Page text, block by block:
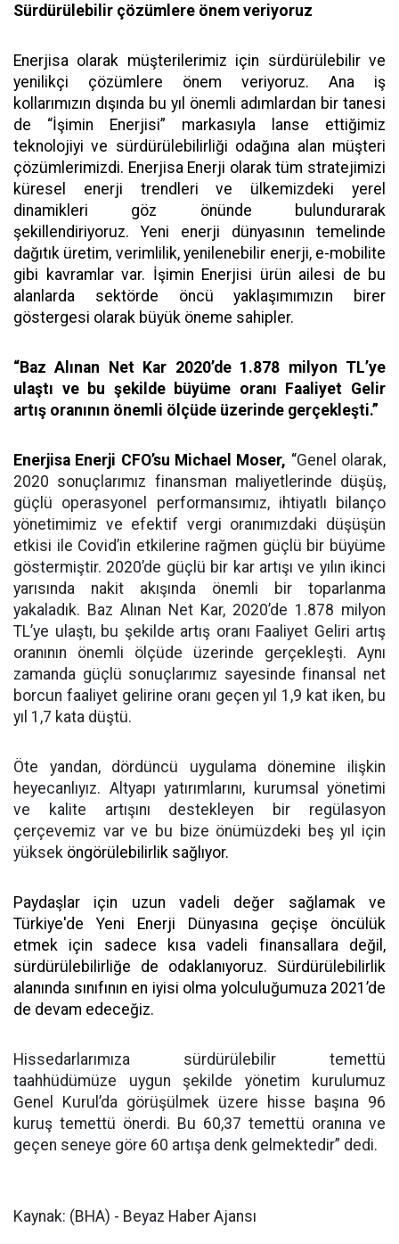
Sürdürülebilir çözümlere önem veriyoruz
Enerjisa olarak müşterilerimiz için sürdürülebilir ve
yenilikçi çözümlere önem veriyoruz. Ana iş
kollarımızın dışında bu yıl önemli adımlardan bir tanesi
de “İşimin Enerjisi” markasıyla lanse ettiğimiz
teknolojiyi ve sürdürülebilirliği odağına alan müşteri
çözümlerimizdi. Enerjisa Enerji olarak tüm stratejimizi
küresel enerji trendleri ve ülkemizdeki yerel
dinamikleri göz önünde bulundurarak
şekillendiriyoruz. Yeni enerji dünyasının temelinde
dağıtık üretim, verimlilik, yenilenebilir enerji, e-mobilite
gibi kavramlar var. İşimin Enerjisi ürün ailesi de bu
alanlarda sektörde öncü yaklaşımımızın birer
göstergesi olarak büyük öneme sahipler.
“Baz Alınan Net Kar 2020’de 1.878 milyon TL’ye
ulaştı ve bu şekilde büyüme oranı Faaliyet Gelir
artış oranının önemli ölçüde üzerinde gerçekleşti.”
Enerjisa Enerji CFO’su Michael Moser, “Genel olarak,
2020 sonuçlarımız finansman maliyetlerinde düşüş,
güçlü operasyonel performansımız, ihtiyatlı bilanço
yönetimimiz ve efektif vergi oranımızdaki düşüşün
etkisi ile Covid’in etkilerine rağmen güçlü bir büyüme
göstermiştir. 2020’de güçlü bir kar artışı ve yılın ikinci
yarısında nakit akışında önemli bir toparlanma
yakaladık. Baz Alınan Net Kar, 2020’de 1.878 milyon
TL’ye ulaştı, bu şekilde artış oranı Faaliyet Geliri artış
oranının önemli ölçüde üzerinde gerçekleşti. Aynı
zamanda güçlü sonuçlarımız sayesinde finansal net
borcun faaliyet gelirine oranı geçen yıl 1,9 kat iken, bu
yıl 1,7 kata düştü.
Öte yandan, dördüncü uygulama dönemine ilişkin
heyecanlıyız. Altyapı yatırımlarını, kurumsal yönetimi
ve kalite artışını destekleyen bir regülasyon
çerçevemiz var ve bu bize önümüzdeki beş yıl için
yüksek öngörülebilirlik sağlıyor.
Paydaşlar için uzun vadeli değer sağlamak ve
Türkiye'de Yeni Enerji Dünyasına geçişe öncülük
etmek için sadece kısa vadeli finansallara değil,
sürdürülebilirliğe de odaklanıyoruz. Sürdürülebilirlik
alanında sınıfının en iyisi olma yolculuğumuza 2021’de
de devam edeceğiz.
Hissedarlarımıza sürdürülebilir temettü
taahhüdümüze uygun şekilde yönetim kurulumuz
Genel Kurul’da görüşülmek üzere hisse başına 96
kuruş temettü önerdi. Bu 60,37 temettü oranına ve
geçen seneye göre 60 artışa denk gelmektedir” dedi.
Kaynak: (BHA) - Beyaz Haber Ajansı